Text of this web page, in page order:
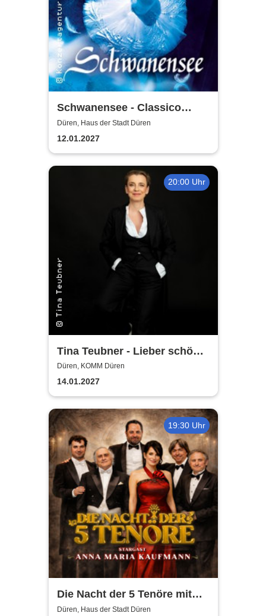
Schwanensee - Classico
Ballet Napoli
Düren, Haus der Stadt Düren
12.01.2027
20:00 Uhr
Tina Teubner - Lieber schön
alt werden als hässlich jung
bleiben
Düren, KOMM Düren
14.01.2027
19:30 Uhr
Die Nacht der 5 Tenöre mit
Anna Maria Kaufmann
Düren, Haus der Stadt Düren